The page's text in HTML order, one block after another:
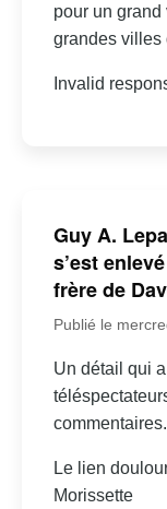
pour un
grandes villes
Invalid
Guy A.
s’est
frère de
Publié le
Un détail qui
commentaires.
Le lien
Morissette